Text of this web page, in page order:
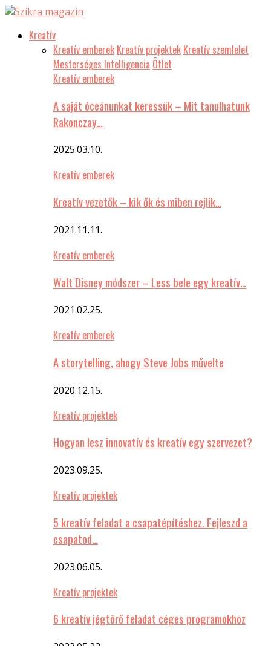
Kreatív
Kreatív emberek Kreatív projektek Kreatív szemlelet
Mesterséges Intelligencia Ötlet
Kreatív emberek
A saját óceánunkat keressük – Mit tanulhatunk
Rakonczay…
2025.03.10.
Kreatív emberek
Kreatív vezetők – kik ők és miben rejlik…
2021.11.11.
Kreatív emberek
Walt Disney módszer – Less bele egy kreatív…
2021.02.25.
Kreatív emberek
A storytelling, ahogy Steve Jobs művelte
2020.12.15.
Kreatív projektek
Hogyan lesz innovatív és kreatív egy szervezet?
2023.09.25.
Kreatív projektek
5 kreatív feladat a csapatépítéshez. Fejleszd a
csapatod…
2023.06.05.
Kreatív projektek
6 kreatív jégtörő feladat céges programokhoz